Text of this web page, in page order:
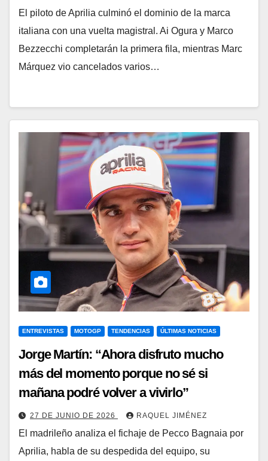
El piloto de Aprilia culminó el dominio de la marca
italiana con una vuelta magistral. Ai Ogura y Marco
Bezzecchi completarán la primera fila, mientras Marc
Márquez vio cancelados varios…
ENTREVISTAS MOTOGP TENDENCIAS ÚLTIMAS NOTICIAS
Jorge Martín: “Ahora disfruto mucho
más del momento porque no sé si
mañana podré volver a vivirlo”
27 DE JUNIO DE 2026 RAQUEL JIMÉNEZ
El madrileño analiza el fichaje de Pecco Bagnaia por
Aprilia, habla de su despedida del equipo, su